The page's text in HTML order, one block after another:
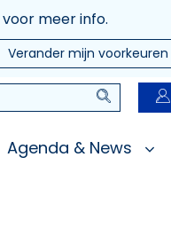
voor meer info.
Verander mijn voorkeuren
Zoeken
Agenda & News